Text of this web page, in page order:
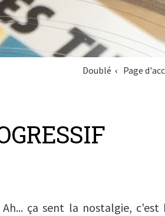
Doublé Page
Ah... ça sent la nostalgie, c'est